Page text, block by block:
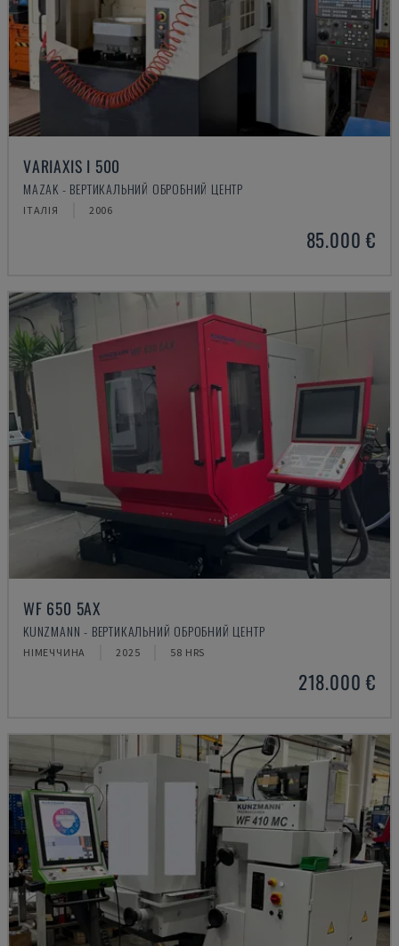
VARIAXIS I 500
MAZAK - ВЕРТИКАЛЬНИЙ ОБРОБНИЙ ЦЕНТР
ІТАЛІЯ 2006
85.000 €
WF 650 5AX
KUNZMANN - ВЕРТИКАЛЬНИЙ ОБРОБНИЙ ЦЕНТР
НІМЕЧЧИНА 2025 58 HRS
218.000 €